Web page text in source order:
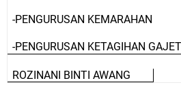
-PENGURUSAN KEMARAHAN
-PENGURUSAN KETAGIHAN GAJET
ROZINANI BINTI AWANG